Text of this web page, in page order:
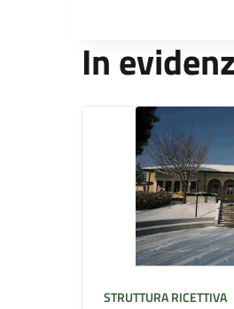
In
STRUTTURA RICETTIVA